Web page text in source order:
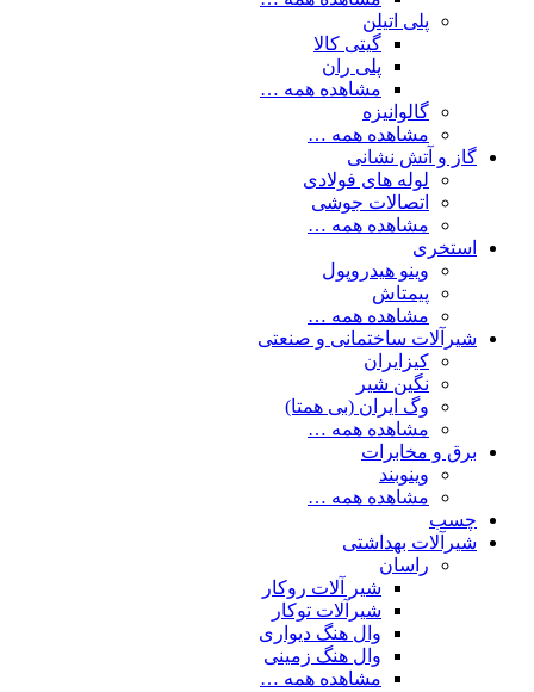
پلی اتیلن
گیتی کالا
پلی ران
مشاهده همه …
گالوانیزه
مشاهده همه …
گاز و آتش نشانی
لوله های فولادی
اتصالات جوشی
مشاهده همه …
استخری
وینو هیدروپول
پیمتاش
مشاهده همه …
شیرآلات ساختمانی و صنعتی
کیزایران
نگین شیر
وگ ایران (بی همتا)
مشاهده همه …
برق و مخابرات
وینوبند
مشاهده همه …
چسب
شیرآلات بهداشتی
راسان
شیر آلات روکار
شیرآلات توکار
وال هنگ دیواری
وال هنگ زمینی
مشاهده همه …